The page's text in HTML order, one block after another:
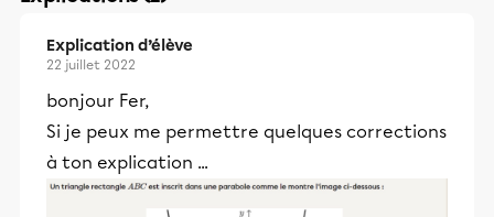
Explication d’élève
22 juillet 2022
bonjour Fer,
Si je peux me permettre quelques corrections
à ton explication ...